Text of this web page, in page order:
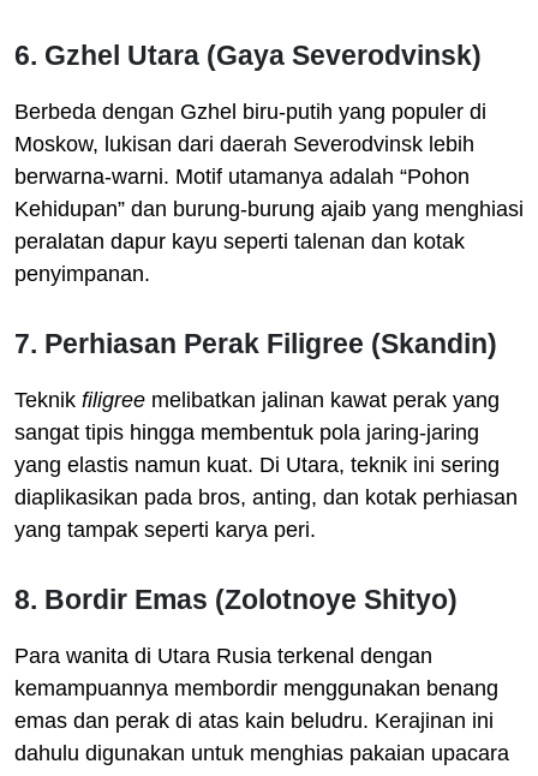
6. Gzhel Utara (Gaya Severodvinsk)
Berbeda dengan Gzhel biru-putih yang populer di
Moskow, lukisan dari daerah Severodvinsk lebih
berwarna-warni. Motif utamanya adalah “Pohon
Kehidupan” dan burung-burung ajaib yang menghiasi
peralatan dapur kayu seperti talenan dan kotak
penyimpanan.
7. Perhiasan Perak Filigree (Skandin)
Teknik filigree melibatkan jalinan kawat perak yang
sangat tipis hingga membentuk pola jaring-jaring
yang elastis namun kuat. Di Utara, teknik ini sering
diaplikasikan pada bros, anting, dan kotak perhiasan
yang tampak seperti karya peri.
8. Bordir Emas (Zolotnoye Shityo)
Para wanita di Utara Rusia terkenal dengan
kemampuannya membordir menggunakan benang
emas dan perak di atas kain beludru. Kerajinan ini
dahulu digunakan untuk menghias pakaian upacara